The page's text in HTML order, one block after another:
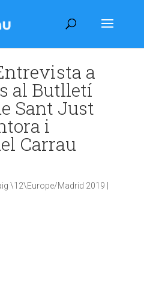
a
al Butlletí
Sant Just
i
Carrau
\12\Europe/Madrid 2019